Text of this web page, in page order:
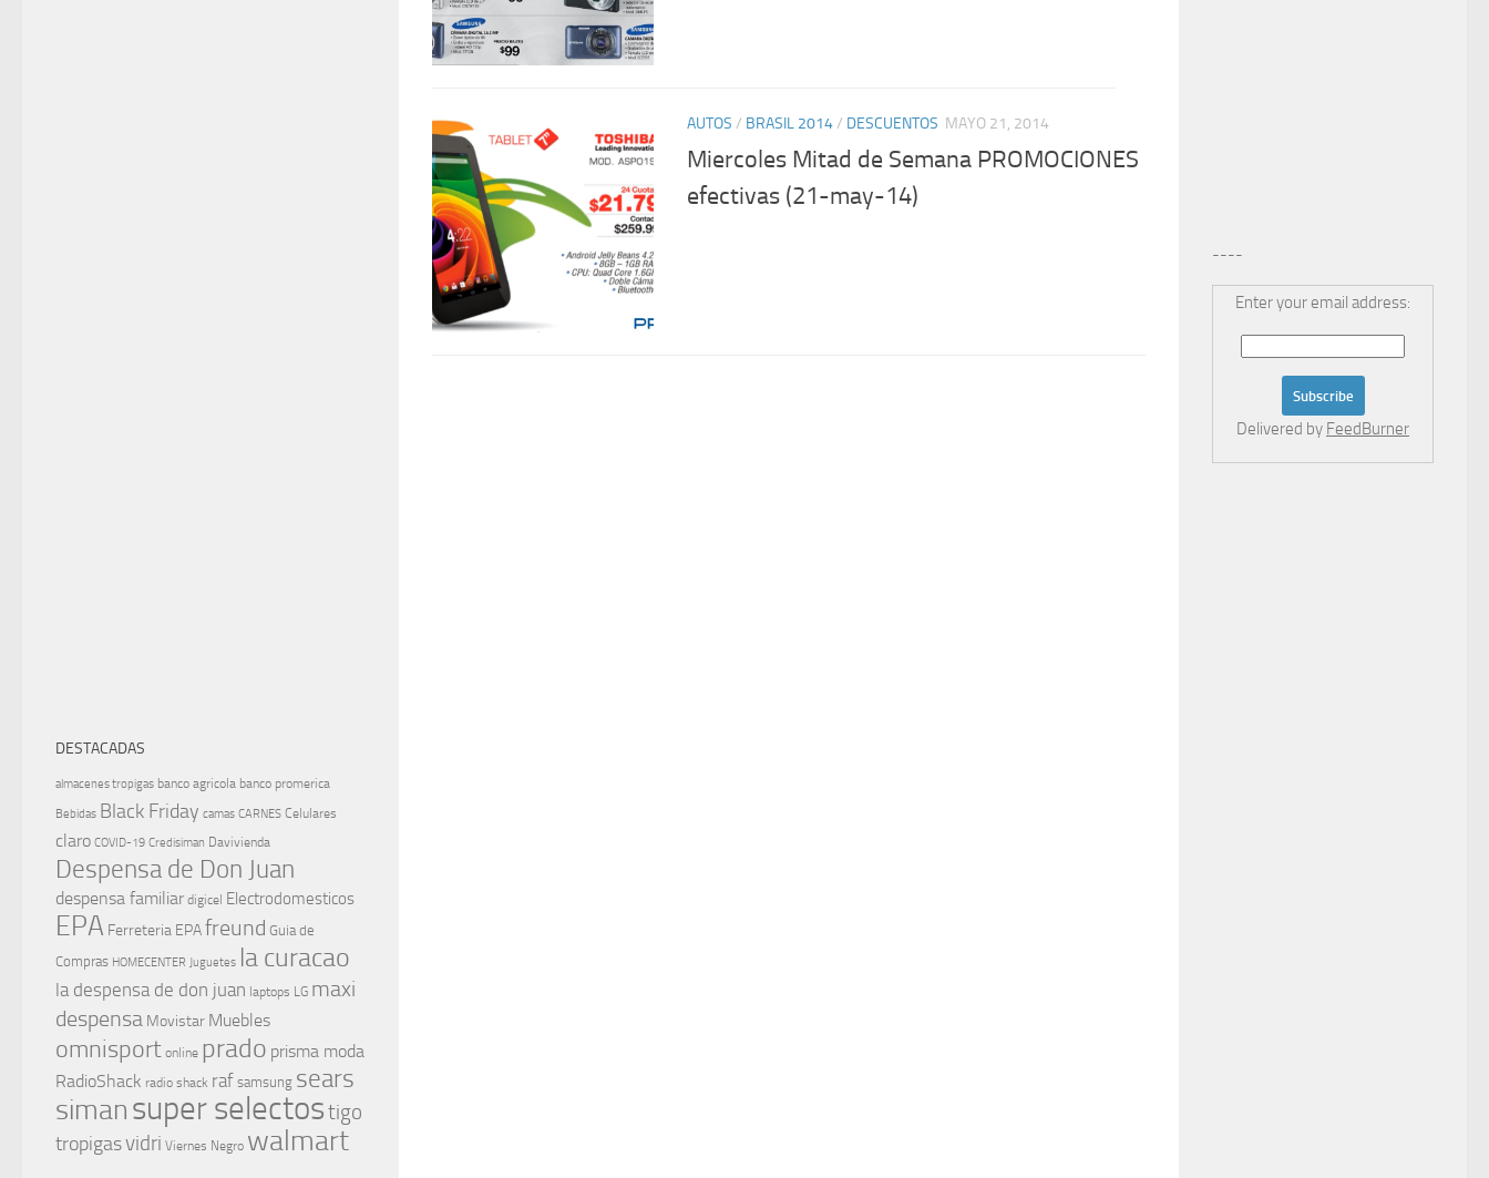
AUTOS / BRASIL 2014/ DESCUENTOS MAYO 21, 2014
Miercoles Mitad de Semana PROMOCIONES
efectivas (21-may-14)
DESTACADAS
almacenes tropigas banco agricola banco promerica
Bebidas Black Friday camas CARNES Celulares
claro COVID-19 Credisiman Davivienda
Despensa de Don Juan
despensa familiar digicel Electrodomesticos
EPA Ferreteria EPAfreund Guia de
Compras HOMECENTER Juguetes la curacao
la despensa de don juan laptops LG maxi
despensa Movistar Muebles
omnisport online prado prisma moda
RadioShack radio shack raf samsung sears
simansuper selectostigo
tropigasvidri Viernes Negro walmart
----
Enter your email address:
Delivered by FeedBurner